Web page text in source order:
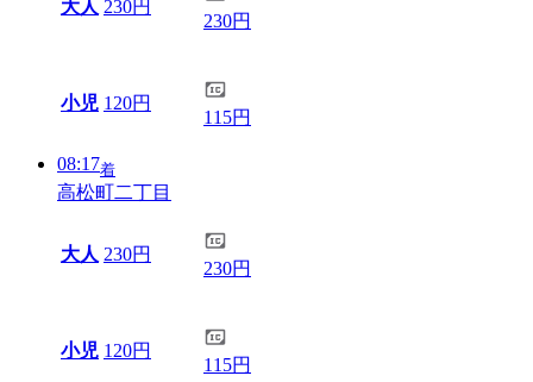
大人 230円
230円
小児 120円
115円
08:17着
高松町二丁目
大人 230円
230円
小児 120円
115円